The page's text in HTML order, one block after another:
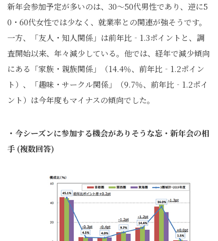
新年会参加予定が多いのは、30～50代男性であり、逆に5
0・60代女性では少なく、就業率との関連が強そうです。
一方、「友人・知人関係」は前年比‐1.3ポイントと、調
査開始以来、年々減少している。他では、経年で減少傾向
にある「家族・親族関係」（14.4％、前年比‐1.2ポイン
ト）、「趣味・サークル関係」（9.7％、前年比‐1.2ポイ
ント）は今年度もマイナスの傾向でした。
・今シーズンに参加する機会がありそうな忘・新年会の相
手 (複数回答)